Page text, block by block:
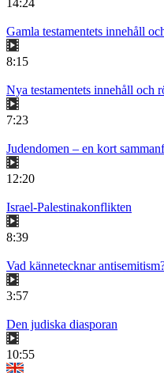
14:24
Gamla testamentets innehåll
8:15
Nya testamentets innehåll och
7:23
Judendomen – en kort
12:20
Israel-Palestinakonflikten
8:39
Vad kännetecknar
3:57
Den judiska diasporan
10:55